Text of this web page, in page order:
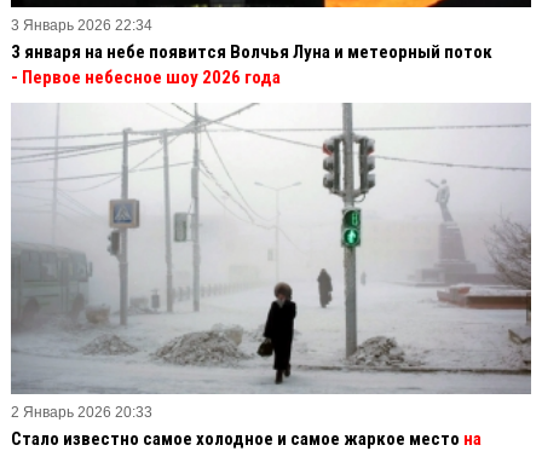
3 Январь 2026 22:34
3 января на небе появится Волчья Луна и метеорный поток
- Первое небесное шоу 2026 года
2 Январь 2026 20:33
Стало известно самое холодное и самое жаркое место на